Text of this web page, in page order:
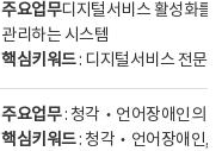
주요업무디지털서비스 활성화를
관리하는 시스템
핵심키워드: 디지털서비스 전문
주요업무: 청각‧언어장애인의
핵심키워드: 청각‧언어장애인,